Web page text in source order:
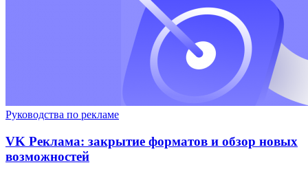
Руководства по рекламе
VK Реклама: закрытие форматов и обзор новых
возможностей